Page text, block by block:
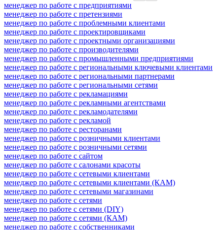
менеджер по работе с предприятиями
менеджер по работе с претензиями
менеджер по работе с проблемными клиентами
менеджер по работе с проектировщиками
менеджер по работе с проектными организациями
менеджер по работе с производителями
менеджер по работе с промышленными предприятиями
менеджер по работе с региональными ключевыми клиентами
менеджер по работе с региональными партнерами
менеджер по работе с региональными сетями
менеджер по работе с рекламациями
менеджер по работе с рекламными агентствами
менеджер по работе с рекламодателями
менеджер по работе с рекламой
менеджер по работе с ресторанами
менеджер по работе с розничными клиентами
менеджер по работе с розничными сетями
менеджер по работе с сайтом
менеджер по работе с салонами красоты
менеджер по работе с сетевыми клиентами
менеджер по работе с сетевыми клиентами (КАМ)
менеджер по работе с сетевыми магазинами
менеджер по работе с сетями
менеджер по работе с сетями (DIY)
менеджер по работе с сетями (КАМ)
менеджер по работе с собственниками